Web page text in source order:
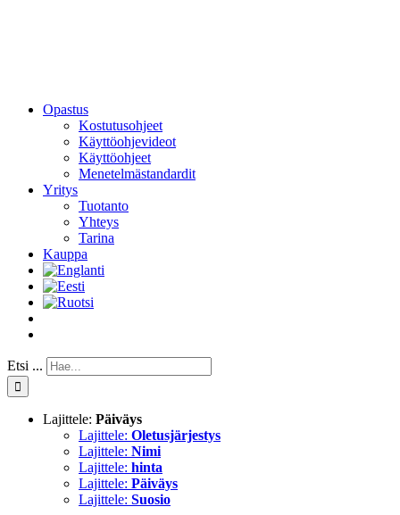
Opastus
Kostutusohjeet
Käyttöohjevideot
Käyttöohjeet
Menetelmästandardit
Yritys
Tuotanto
Yhteys
Tarina
Kauppa
Etsi ...
Lajittele: Päiväys
Lajittele: Oletusjärjestys
Lajittele: Nimi
Lajittele: hinta
Lajittele: Päiväys
Lajittele: Suosio